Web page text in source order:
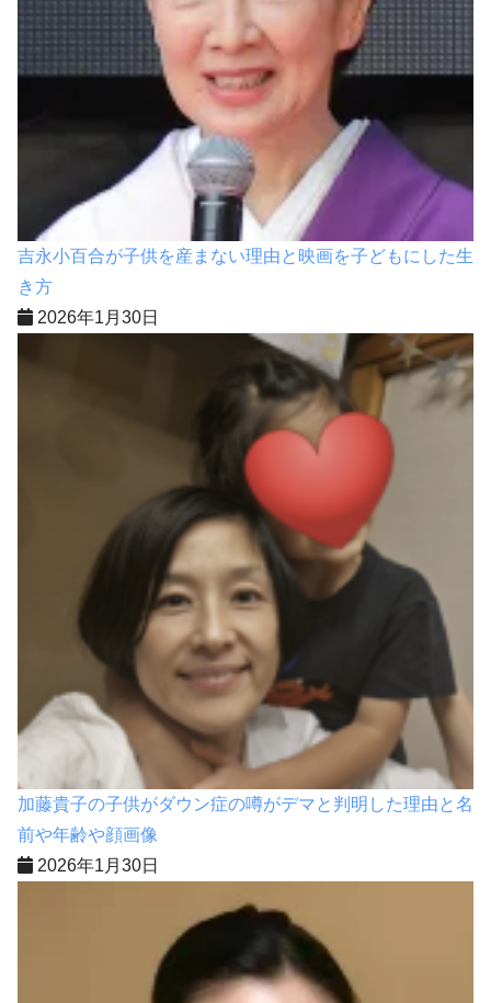
吉永小百合が子供を産まない理由と映画を子どもにした生
き方
2026年1月30日
加藤貴子の子供がダウン症の噂がデマと判明した理由と名
前や年齢や顔画像
2026年1月30日